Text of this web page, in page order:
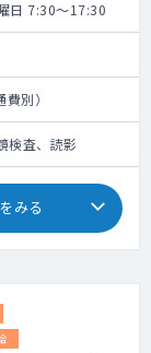
日 7:30～17:30
別）
検査、読影
みる